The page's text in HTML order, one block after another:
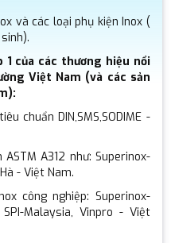
và các loại phụ kiện Inox (
1 của các thương hiệu nổi
Việt Nam (và các sản
chuẩn DIN,SMS,SODIME -
A312 như: Superinox-
- Việt Nam.
công nghiệp: Superinox-
Malaysia, Vinpro - Việt